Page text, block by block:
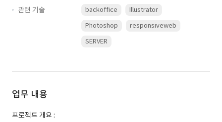
관련 기술
backoffice
Illustrator
Photoshop
responsiveweb
SERVER
업무 내용
프로젝트 개요 :